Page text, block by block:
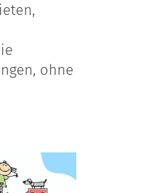
ohne